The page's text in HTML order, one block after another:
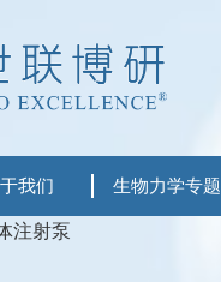
我们 生物力学专题
注射泵